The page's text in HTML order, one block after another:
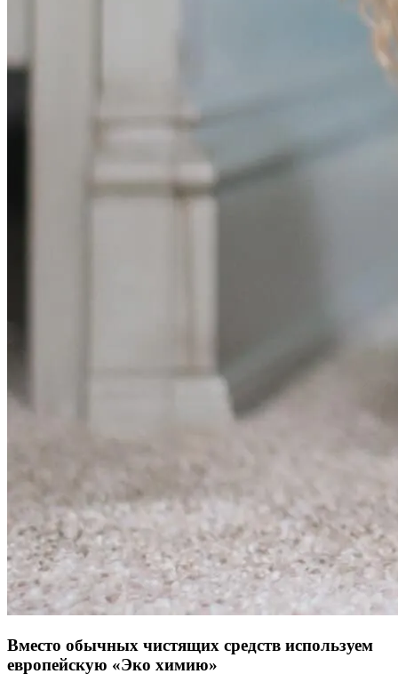
Вместо обычных чистящих средств используем
европейскую «Эко химию»